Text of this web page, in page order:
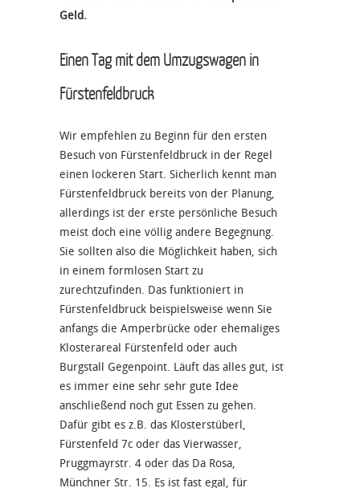
Geld.
Einen Tag mit dem Umzugswagen in
Fürstenfeldbruck
Wir empfehlen zu Beginn für den ersten
Besuch von Fürstenfeldbruck in der Regel
einen lockeren Start. Sicherlich kennt man
Fürstenfeldbruck bereits von der Planung,
allerdings ist der erste persönliche Besuch
meist doch eine völlig andere Begegnung.
Sie sollten also die Möglichkeit haben, sich
in einem formlosen Start zu
zurechtzufinden. Das funktioniert in
Fürstenfeldbruck beispielsweise wenn Sie
anfangs die Amperbrücke oder ehemaliges
Klosterareal Fürstenfeld oder auch
Burgstall Gegenpoint. Läuft das alles gut, ist
es immer eine sehr sehr gute Idee
anschließend noch gut Essen zu gehen.
Dafür gibt es z.B. das Klosterstüberl,
Fürstenfeld 7c oder das Vierwasser,
Pruggmayrstr. 4 oder das Da Rosa,
Münchner Str. 15. Es ist fast egal, für